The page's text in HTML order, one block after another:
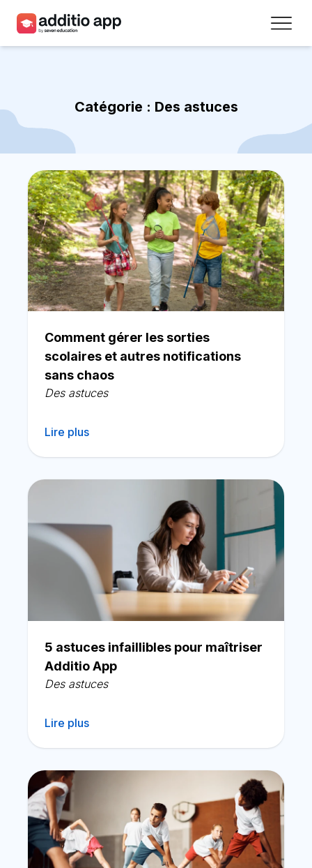
Ressources
Prix
Accéder
Inscrivez-vous
Contact
Français
Catégorie : Des astuces
Comment gérer les sorties
scolaires et autres notifications
sans chaos
Des astuces
Lire plus
5 astuces infaillibles pour maîtriser
Additio App
Des astuces
Lire plus